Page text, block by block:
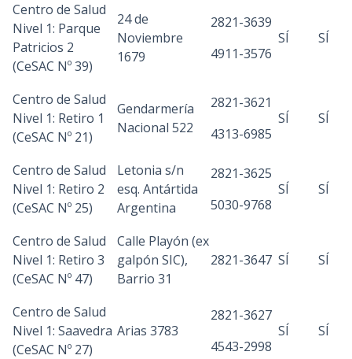
Centro de Salud
Nivel 1: Parque
Patricios 2
(CeSAC Nº 39)
24 de
Noviembre
1679
2821-3639
4911-3576
SÍ SÍ
Centro de Salud
Nivel 1: Retiro 1
(CeSAC Nº 21)
Gendarmería
Nacional 522
2821-3621
4313-6985
SÍ SÍ
Centro de Salud
Nivel 1: Retiro 2
(CeSAC Nº 25)
Letonia s/n
esq. Antártida
Argentina
2821-3625
5030-9768
SÍ SÍ
Centro de Salud
Nivel 1: Retiro 3
(CeSAC Nº 47)
Calle Playón (ex
galpón SIC),
Barrio 31
2821-3647 SÍ SÍ
Centro de Salud
Nivel 1: Saavedra
(CeSAC Nº 27)
Arias 3783
2821-3627
4543-2998
SÍ SÍ